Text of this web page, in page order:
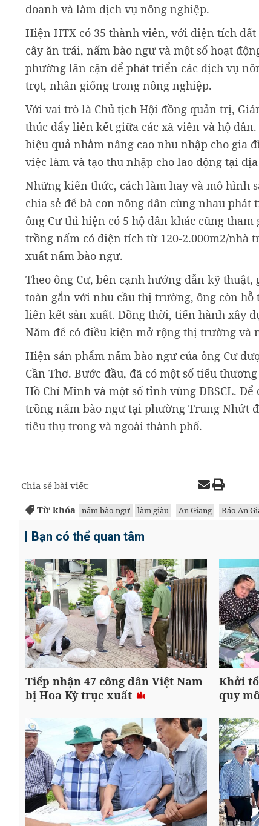
doanh và làm dịch vụ nông nghiệp.
Hiện HTX có 35 thành viên, với diện tích
cây ăn trái, nấm bào ngư và một số hoạt
phường lân cận để phát triển các dịch vụ
trọt, nhân giống trong nông nghiệp.
Với vai trò là Chủ tịch Hội đồng quản trị,
thúc đẩy liên kết giữa các xã viên và hộ
hiệu quả nhằm nâng cao nhu nhập cho gia
việc làm và tạo thu nhập cho lao động tại
Những kiến thức, cách làm hay và mô hình
chia sẻ để bà con nông dân cùng nhau
ông Cư thì hiện có 5 hộ dân khác cũng
trồng nấm có diện tích từ 120-2.000m2/nhà
xuất nấm bào ngư.
Theo ông Cư, bên cạnh hướng dẫn kỹ
toàn gắn với nhu cầu thị trường, ông còn
liên kết sản xuất. Đồng thời, tiến hành xây
Năm để có điều kiện mở rộng thị trường và
Hiện sản phẩm nấm bào ngư của ông Cư
Cần Thơ. Bước đầu, đã có một số tiểu
Hồ Chí Minh và một số tỉnh vùng ĐBSCL.
trồng nấm bào ngư tại phường Trung Nhứt
tiêu thụ trong và ngoài thành phố.
Chia sẻ bài viết:
Từ khóa nấm bào ngư làm giàu An Giang Báo An
Bạn có thể quan tâm
Tiếp nhận 47 công dân Việt Nam
bị Hoa Kỳ trục xuất
Khởi
quy